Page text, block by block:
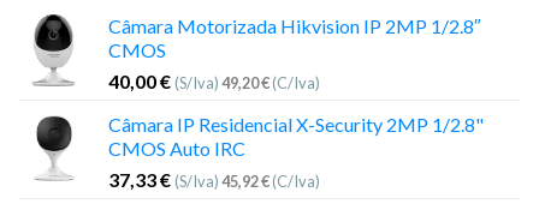
Câmara Motorizada Hikvision IP 2MP 1/2.8″
CMOS
40,00€ (S/Iva)49,20€(C/Iva)
Câmara IP Residencial X-Security 2MP 1/2.8"
CMOS Auto IRC
37,33€ (S/Iva)45,92€(C/Iva)